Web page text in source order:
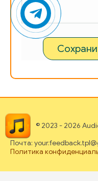
© 2023 - 2026
Почта:
Политика